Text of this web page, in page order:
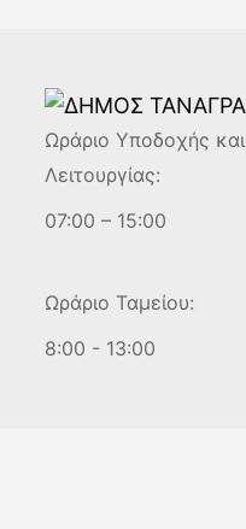
Ωράριο Υποδοχής και
Λειτουργίας:
07:00 – 15:00
Ωράριο Ταμείου:
8:00 - 13:00